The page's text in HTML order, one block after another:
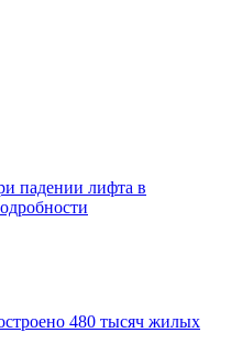
падении лифта в
480 тысяч жилых